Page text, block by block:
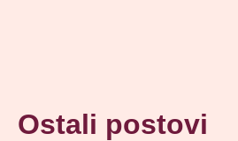
Ostali postovi